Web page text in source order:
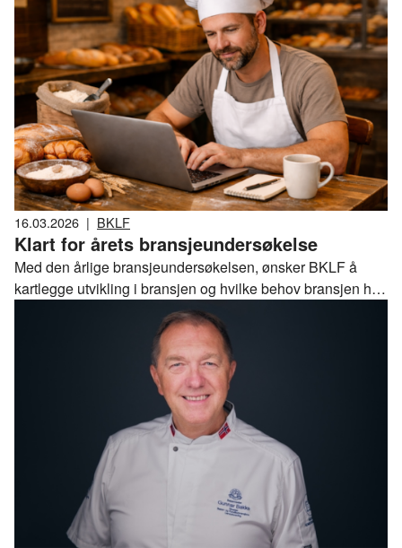
16.03.2026 | BKLF
Klart for årets bransjeundersøkelse
Med den årlige bransjeundersøkelsen, ønsker BKLF å
kartlegge utvikling i bransjen og hvilke behov bransjen har
for ulike tjenester. Ditt svar er utrolig viktig for oss!